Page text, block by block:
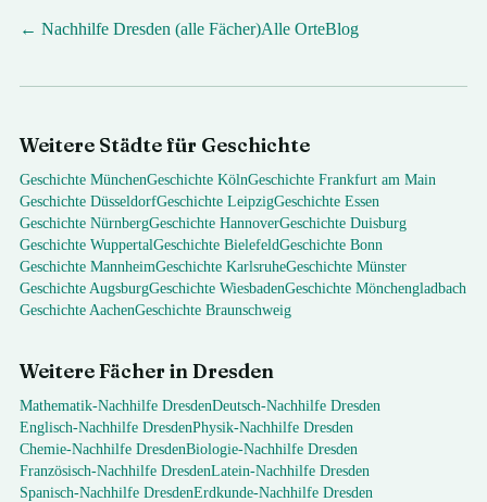
← NachhilfeDresden (alle Fächer)Alle OrteBlog
Weitere Städte für Geschichte
Geschichte MünchenGeschichte KölnGeschichte Frankfurt am Main
Geschichte DüsseldorfGeschichte LeipzigGeschichte Essen
Geschichte NürnbergGeschichte HannoverGeschichte Duisburg
Geschichte WuppertalGeschichte BielefeldGeschichte Bonn
Geschichte MannheimGeschichte KarlsruheGeschichte Münster
Geschichte AugsburgGeschichte WiesbadenGeschichte Mönchengladbach
Geschichte AachenGeschichte Braunschweig
Weitere Fächer inDresden
Mathematik-NachhilfeDresdenDeutsch-NachhilfeDresden
Englisch-NachhilfeDresdenPhysik-NachhilfeDresden
Chemie-NachhilfeDresdenBiologie-NachhilfeDresden
Französisch-NachhilfeDresdenLatein-NachhilfeDresden
Spanisch-NachhilfeDresdenErdkunde-NachhilfeDresden